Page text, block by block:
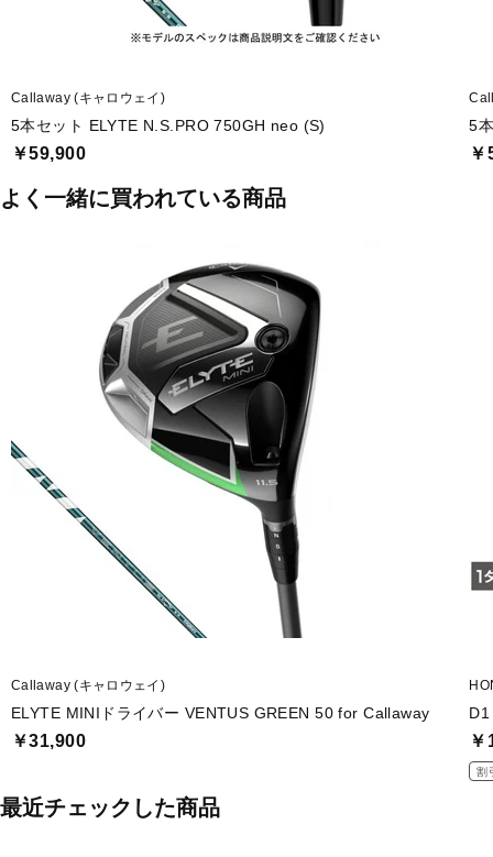
Callaway (キャロウェイ)
5本セット ELYTE N.S.PRO 750GH neo (S)
￥59,900
5
よく一緒に買われている商品
Callaway (キャロウェイ)
ELYTE MINIドライバー VENTUS GREEN 50 for Callaway
￥31,900 ￥
割
最近チェックした商品